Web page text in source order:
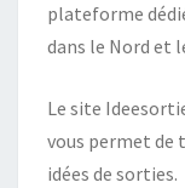
plateforme
dans le Nord et
Le site
vous permet de
idées de sorties.